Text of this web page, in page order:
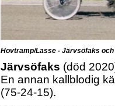
Hovtramp/Lasse - Järvsöfaks
Järvsöfaks (död
En annan kallblodig
(75-24-15).